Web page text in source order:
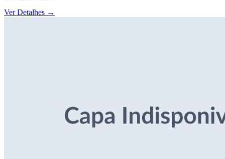
Ver Detalhes →